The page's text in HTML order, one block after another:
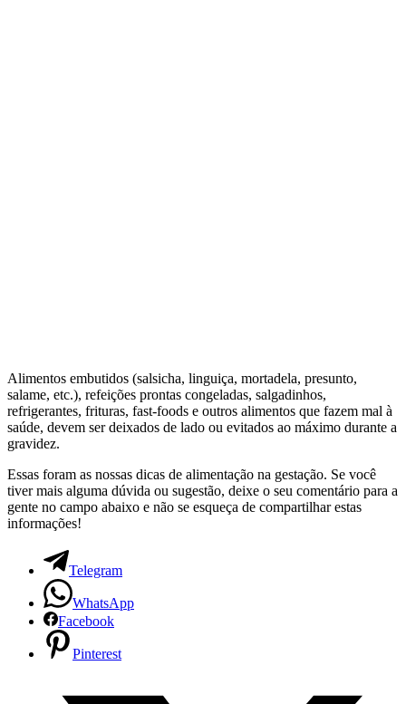
Alimentos embutidos (salsicha, linguiça, mortadela, presunto,
salame, etc.), refeições prontas congeladas, salgadinhos,
refrigerantes, frituras, fast-foods e outros alimentos que fazem mal à
saúde, devem ser deixados de lado ou evitados ao máximo durante a
gravidez.
Essas foram as nossas dicas de alimentação na gestação. Se você
tiver mais alguma dúvida ou sugestão, deixe o seu comentário para a
gente no campo abaixo e não se esqueça de compartilhar estas
informações!
Telegram
WhatsApp
Facebook
Pinterest